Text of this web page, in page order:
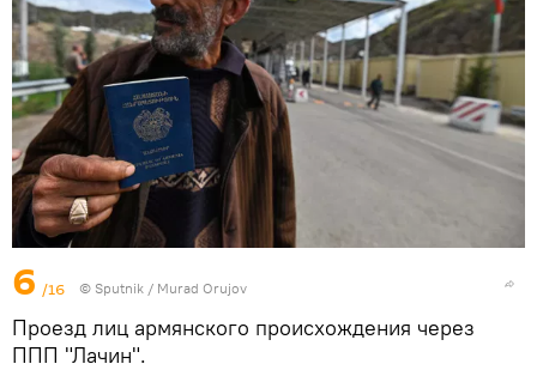
6 /16 © Sputnik / Murad Orujov
Проезд лиц армянского происхождения через
ППП "Лачин".